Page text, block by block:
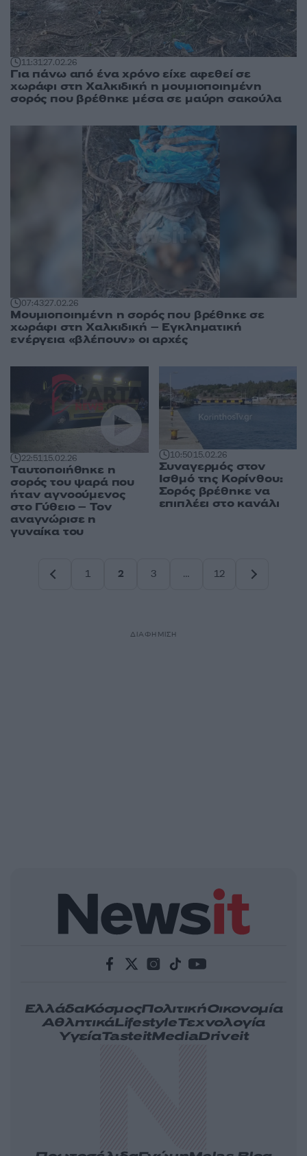
11:3127.02.26
Για πάνω από ένα χρόνο είχε αφεθεί σε
χωράφι στη Χαλκιδική η μουμιοποιημένη
σορός που βρέθηκε μέσα σε μαύρη σακούλα
07:4327.02.26
Μουμιοποιημένη η σορός που βρέθηκε σε
χωράφι στη Χαλκιδική – Εγκληματική
ενέργεια «βλέπουν» οι αρχές
22:5115.02.26
Tαυτοποιήθηκε η
σορός του ψαρά που
ήταν αγνοούμενος
στο Γύθειο – Τον
αναγνώρισε η
γυναίκα του
10:5015.02.26
Συναγερμός στον
Ισθμό της Κορίνθου:
Σορός βρέθηκε να
επιπλέει στο κανάλι
1
2
3
…
12
ΔΙΑΦΗΜΙΣΗ
ΕλλάδαΚόσμοςΠολιτικήΟικονομία
ΑθλητικάLifestyleΤεχνολογία
ΥγείαTasteitMediaDriveit